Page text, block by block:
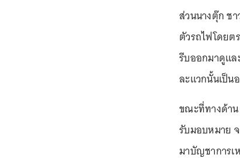
ส่วนนางตุ๊ก ช
ตัวรถไฟโดยต
รีบออกมาดูแล
ละแวกนั้นเป็น
ขณะที่ทางด้าน
รับมอบหมาย
มาบัญชาการ